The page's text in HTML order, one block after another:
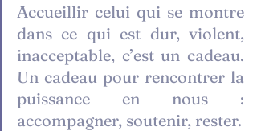
Accueillir celui qui se montre
dans ce qui est dur, violent,
inacceptable, c’est un cadeau.
Un cadeau pour rencontrer la
puissance en nous :
accompagner, soutenir, rester.